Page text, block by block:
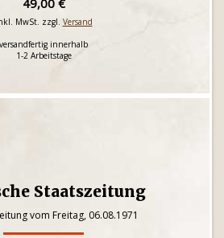
49,00 €
MwSt. zzgl. Versand
versandfertig innerhalb
1-2 Arbeitstage
Staatszeitung
vom Freitag, 06.08.1971